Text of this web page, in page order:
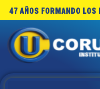
47 AÑOS FORMANDO LOS